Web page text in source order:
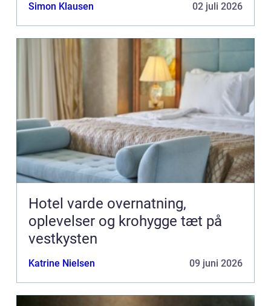
Simon Klausen 02 juli 2026
Hotel varde overnatning,
oplevelser og krohygge tæt på
vestkysten
Katrine Nielsen 09 juni 2026